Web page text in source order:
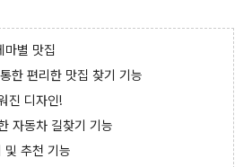
마별 맛집
한 편리한 맛집 찾기 기능
진 디자인!
자동차 길찾기 기능
및 추천 기능